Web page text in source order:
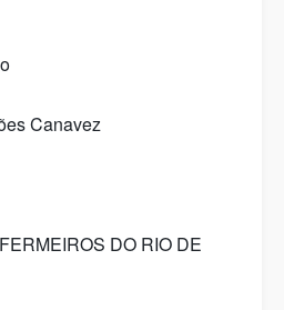
Canavez
DO RIO DE